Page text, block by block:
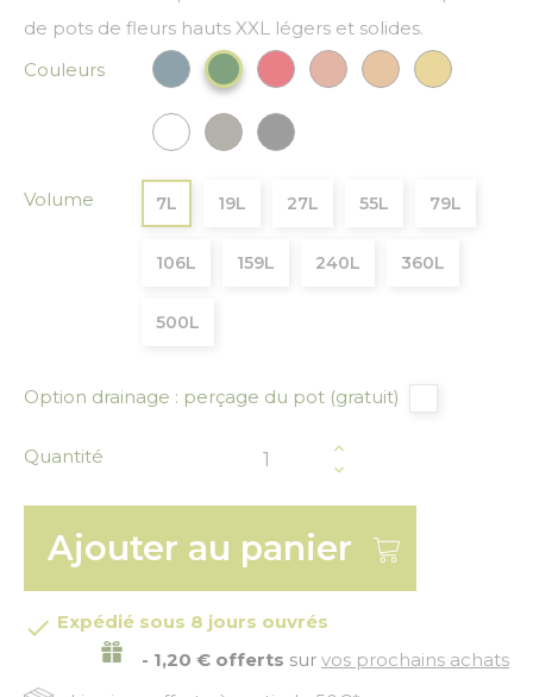
de pots de fleurs hauts XXL légers et solides.
Couleurs
Bleu paonVert FoncéRougeCuivreBronzeOr
Blanc Gris Gris anthracite
Volume 7L 19L 27L 55L 79L
106L 159L 240L 360L
500L
Option drainage : perçage du pot (gratuit)
Quantité
Ajouter au panier
 Expédié sous 8 jours ouvrés
- 1,20 € offerts sur vos prochains achats